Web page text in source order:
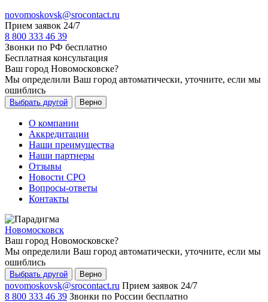
novomoskovsk@srocontact.ru
Прием заявок 24/7
8 800 333 46 39
Звонки по РФ бесплатно
Бесплатная консультация
Ваш город Новомосковске?
Мы определили Ваш город автоматически, уточните, если мы
ошиблись
Выбрать другой Верно
О компании
Аккредитации
Наши преимущества
Наши партнеры
Отзывы
Новости СРО
Вопросы-ответы
Контакты
Новомосковск
Ваш город Новомосковске?
Мы определили Ваш город автоматически, уточните, если мы
ошиблись
Выбрать другой Верно
novomoskovsk@srocontact.ru Прием заявок 24/7
8 800 333 46 39 Звонки по России бесплатно